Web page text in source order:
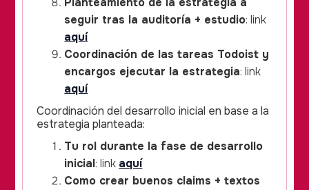
seguir tras la auditoría + estudio: link
aquí
Coordinación de las tareas Todoist y
encargos ejecutar la estrategia: link
aquí
Coordinación del desarrollo inicial en base a la
estrategia planteada:
Tu rol durante la fase de desarrollo
inicial: link aquí
Como crear buenos claims + textos